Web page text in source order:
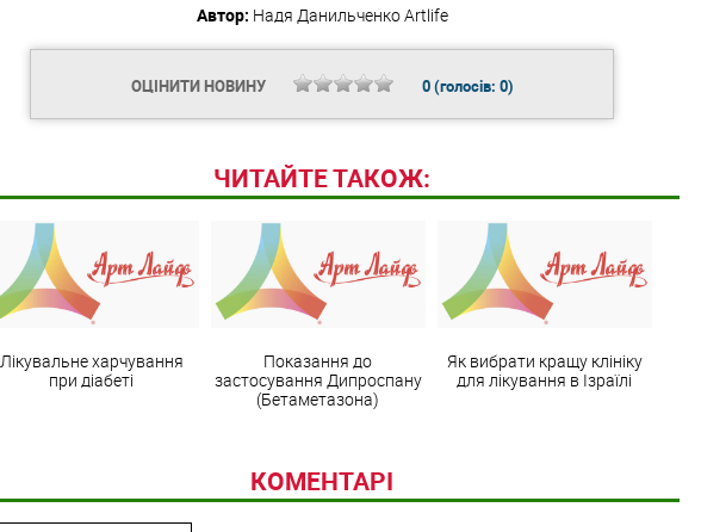
Автор: Надя ДанильченкоArtlife
ОЦІНИТИ НОВИНУ 0(голосів: 0)
ЧИТАЙТЕ ТАКОЖ:
Лікувальне харчування
при діабеті
Показання до
застосування Дипроспану
(Бетаметазона)
Як вибрати кращу клініку
для лікування в Ізраїлі
КОМЕНТАРІ